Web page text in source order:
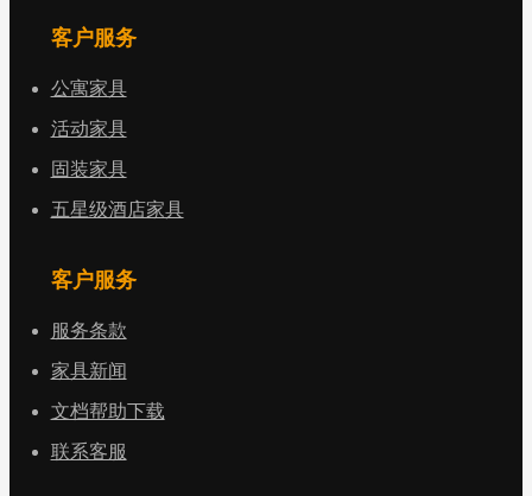
客户服务
公寓家具
活动家具
固装家具
五星级酒店家具
客户服务
服务条款
家具新闻
文档帮助下载
联系客服